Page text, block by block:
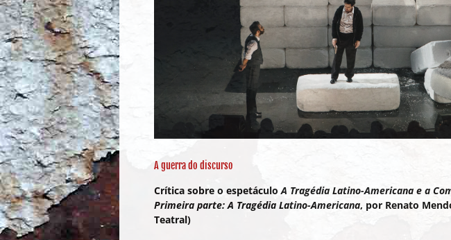
A guerra do discurso
Crítica sobre o espetáculoA Tragédia Latino-Americana e a
Primeira parte: A Tragédia Latino-Americana, por Renato
Teatral)